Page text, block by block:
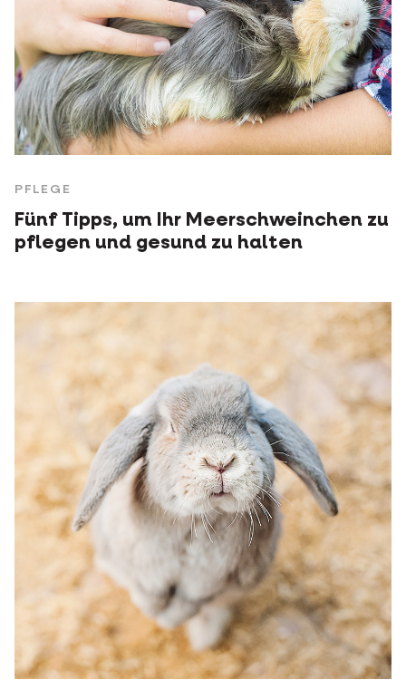
PFLEGE
Fünf Tipps, um Ihr Meerschweinchen zu
pflegen und gesund zu halten